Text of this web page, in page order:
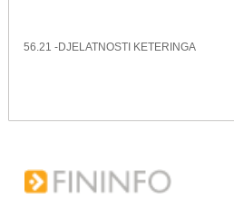
56.21 -DJELATNOSTI KETERINGA